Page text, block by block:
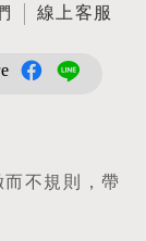
線上客服
不規則，帶